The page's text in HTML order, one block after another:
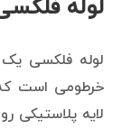
لوله
لوله فلکسی
خرطومی است که
لایه پلاستیکی